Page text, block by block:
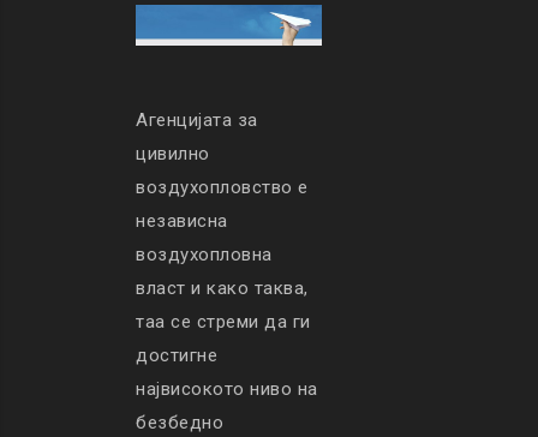
Агенцијата за
цивилно
воздухопловство е
независна
воздухопловна
власт и како таква,
таа се стреми да ги
достигне
највисокото ниво на
безбедно